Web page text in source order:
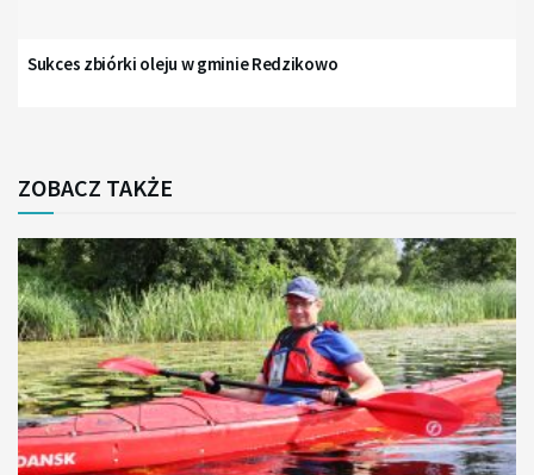
Sukces zbiórki oleju w gminie Redzikowo
ZOBACZ TAKŻE